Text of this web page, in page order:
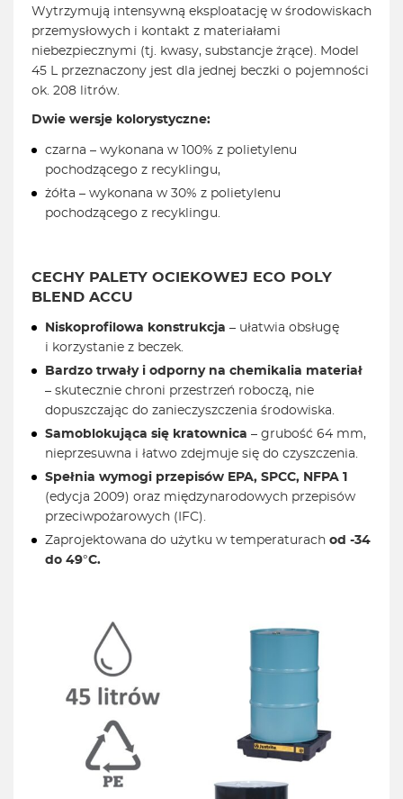
Wytrzymują intensywną eksploatację w środowiskach
przemysłowych i kontakt z materiałami
niebezpiecznymi (tj. kwasy, substancje żrące). Model
45 L przeznaczony jest dla jednej beczki o pojemności
ok. 208 litrów.
Dwie wersje kolorystyczne:
czarna – wykonana w 100% z polietylenu
pochodzącego z recyklingu,
żółta – wykonana w 30% z polietylenu
pochodzącego z recyklingu.
CECHY PALETY OCIEKOWEJ ECO POLY
BLEND ACCU
Niskoprofilowa konstrukcja – ułatwia obsługę
i korzystanie z beczek.
Bardzo trwały i odporny na chemikalia materiał
– skutecznie chroni przestrzeń roboczą, nie
dopuszczając do zanieczyszczenia środowiska.
Samoblokująca się kratownica – grubość 64 mm,
nieprzesuwna i łatwo zdejmuje się do czyszczenia.
Spełnia wymogi przepisów EPA, SPCC, NFPA 1
(edycja 2009) oraz międzynarodowych przepisów
przeciwpożarowych (IFC).
Zaprojektowana do użytku w temperaturach od -34
do 49°C.